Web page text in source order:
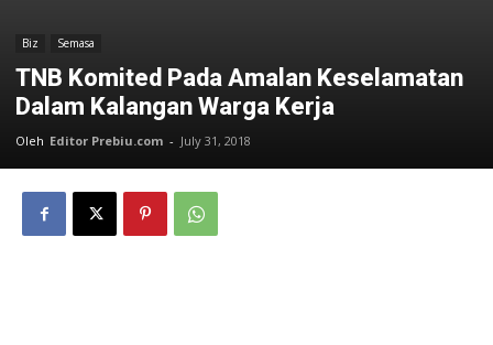
Biz Semasa
TNB Komited Pada Amalan Keselamatan
Dalam Kalangan Warga Kerja
Oleh Editor Prebiu.com - July 31, 2018